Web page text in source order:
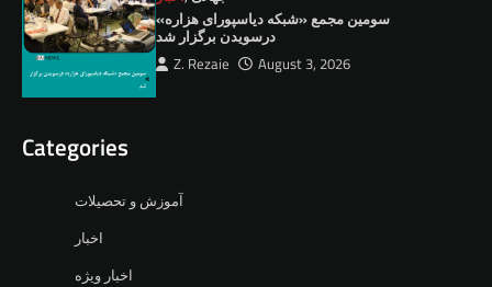
سومین مجمع «شبکه دیاسپورای هزاره»
درسویدن برگزار شد
Z. Rezaie August 3, 2026
Categories
آموزش و تحصیلات
اخبار
اخبار ویژه